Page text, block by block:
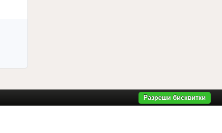
Разреши бисквитки